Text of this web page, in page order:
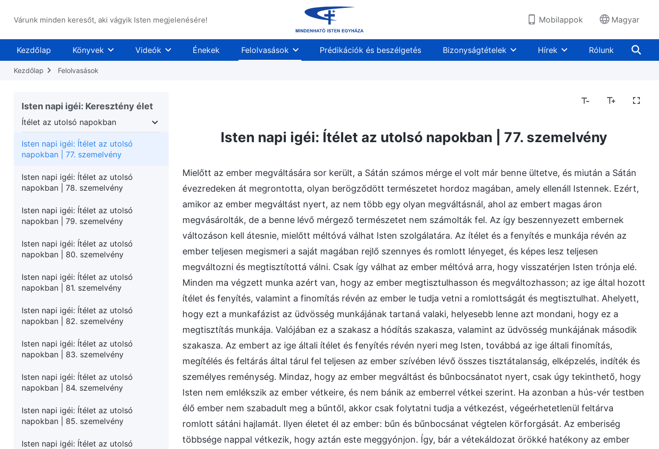
Várunk minden keresőt, aki vágyik Isten megjelenésére! Mobilappok Magyar
Kezdőlap Könyvek Videók Énekek Felolvasások Prédikációk és beszélgetés Bizonyságtételek Hírek Rólunk
Kezdőlap Felolvasások
Isten napi igéi: Keresztény élet
Ítélet az utolsó napokban
Ítélet az utolsó napokban A megtestesülés Isten munkájának megismerése Isten természete, valamint amivel Ő rendelkezik és ami Ő
Isten napi igéi: Ítélet az utolsó
napokban | 77. szemelvény
Isten napi igéi: Ítélet az utolsó
napokban | 78. szemelvény
Isten napi igéi: Ítélet az utolsó
napokban | 79. szemelvény
Isten napi igéi: Ítélet az utolsó
napokban | 80. szemelvény
Isten napi igéi: Ítélet az utolsó
napokban | 81. szemelvény
Isten napi igéi: Ítélet az utolsó
napokban | 82. szemelvény
Isten napi igéi: Ítélet az utolsó
napokban | 83. szemelvény
Isten napi igéi: Ítélet az utolsó
napokban | 84. szemelvény
Isten napi igéi: Ítélet az utolsó
napokban | 85. szemelvény
Isten napi igéi: Ítélet az utolsó
Isten napi igéi: Ítélet az utolsó napokban | 77. szemelvény
Mielőtt az ember megváltására sor került, a Sátán számos mérge el volt már benne ültetve, és miután a Sátán
évezredeken át megrontotta, olyan berögződött természetet hordoz magában, amely ellenáll Istennek. Ezért,
amikor az ember megváltást nyert, az nem több egy olyan megváltásnál, ahol az embert magas áron
megvásárolták, de a benne lévő mérgező természetet nem számolták fel. Az így beszennyezett embernek
változáson kell átesnie, mielőtt méltóvá válhat Isten szolgálatára. Az ítélet és a fenyítés e munkája révén az
ember teljesen megismeri a saját magában rejlő szennyes és romlott lényeget, és képes lesz teljesen
megváltozni és megtisztítottá válni. Csak így válhat az ember méltóvá arra, hogy visszatérjen Isten trónja elé.
Minden ma végzett munka azért van, hogy az ember megtisztulhasson és megváltozhasson; az ige által hozott
ítélet és fenyítés, valamint a finomítás révén az ember le tudja vetni a romlottságát és megtisztulhat. Ahelyett,
hogy ezt a munkafázist az üdvösség munkájának tartaná valaki, helyesebb lenne azt mondani, hogy ez a
megtisztítás munkája. Valójában ez a szakasz a hódítás szakasza, valamint az üdvösség munkájának második
szakasza. Az embert az ige általi ítélet és fenyítés révén nyeri meg Isten, továbbá az ige általi finomítás,
megítélés és feltárás által tárul fel teljesen az ember szívében lévő összes tisztátalanság, elképzelés, indíték és
személyes reménység. Mindaz, hogy az ember megváltást és bűnbocsánatot nyert, csak úgy tekinthető, hogy
Isten nem emlékszik az ember vétkeire, és nem bánik az emberrel vétkei szerint. Ha azonban a hús-vér testben
élő ember nem szabadult meg a bűntől, akkor csak folytatni tudja a vétkezést, végeérhetetlenül feltárva
romlott sátáni hajlamát. Ilyen életet él az ember: bűn és bűnbocsánat végtelen körforgását. Az emberiség
többsége nappal vétkezik, hogy aztán este meggyónjon. Így, bár a vétekáldozat örökké hatékony az ember